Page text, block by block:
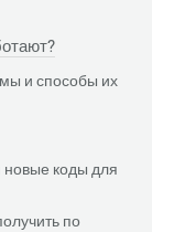
и способы их
новые коды для
по